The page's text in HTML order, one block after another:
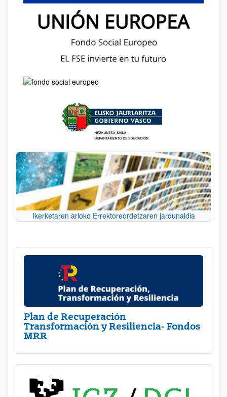
Ikerketaren arloko Errektoreordetzaren jardunaldia
Plan de Recuperación
Transformación y Resiliencia- Fondos
MRR